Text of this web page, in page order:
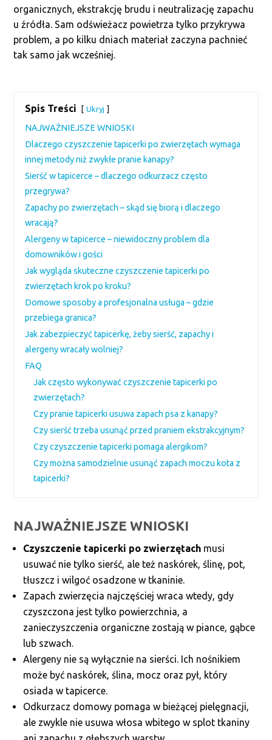
organicznych, ekstrakcję brudu i neutralizację zapachu
u źródła. Sam odświeżacz powietrza tylko przykrywa
problem, a po kilku dniach materiał zaczyna pachnieć
tak samo jak wcześniej.
Spis Treści Ukryj
NAJWAŻNIEJSZE WNIOSKI
Dlaczego czyszczenie tapicerki po zwierzętach wymaga
innej metody niż zwykłe pranie kanapy?
Sierść w tapicerce – dlaczego odkurzacz często
przegrywa?
Zapachy po zwierzętach – skąd się biorą i dlaczego
wracają?
Alergeny w tapicerce – niewidoczny problem dla
domowników i gości
Jak wygląda skuteczne czyszczenie tapicerki po
zwierzętach krok po kroku?
Domowe sposoby a profesjonalna usługa – gdzie
przebiega granica?
Jak zabezpieczyć tapicerkę, żeby sierść, zapachy i
alergeny wracały wolniej?
FAQ
Jak często wykonywać czyszczenie tapicerki po
zwierzętach?
Czy pranie tapicerki usuwa zapach psa z kanapy?
Czy sierść trzeba usunąć przed praniem ekstrakcyjnym?
Czy czyszczenie tapicerki pomaga alergikom?
Czy można samodzielnie usunąć zapach moczu kota z
tapicerki?
NAJWAŻNIEJSZE WNIOSKI
Czyszczenie tapicerki po zwierzętach musi
usuwać nie tylko sierść, ale też naskórek, ślinę, pot,
tłuszcz i wilgoć osadzone w tkaninie.
Zapach zwierzęcia najczęściej wraca wtedy, gdy
czyszczona jest tylko powierzchnia, a
zanieczyszczenia organiczne zostają w piance, gąbce
lub szwach.
Alergeny nie są wyłącznie na sierści. Ich nośnikiem
może być naskórek, ślina, mocz oraz pył, który
osiada w tapicerce.
Odkurzacz domowy pomaga w bieżącej pielęgnacji,
ale zwykle nie usuwa włosa wbitego w splot tkaniny